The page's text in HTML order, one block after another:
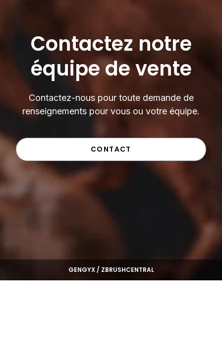
GENGYX / ZBRUSHCENTRAL
Contactez notre
équipe de vente
Contactez-nous pour toute demande de
renseignements pour vous ou votre équipe.
CONTACT